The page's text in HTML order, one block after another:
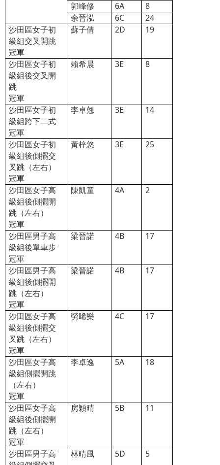
郭峰修
6A
8
余晉泓
6C
24
沙田區女子初
級組交叉開跳
冠軍
蘇子倩 2D 19
沙田區女子初
級組後交叉開
跳
冠軍
賴希晨 3E 8
沙田區女子初
級組跨下二式
冠軍
李卓翹 3E 14
沙田區女子初
級組後側擺交
叉跳（左右）
冠軍
黃梓悠 3E 25
沙田區女子高
級組後側擺開
跳（左右）
冠軍
陳凱童 4A 2
沙田區男子高
級組後單車步
冠軍
梁晉諾 4B 17
沙田區男子高
級組後側擺開
跳（左右）
冠軍
梁晉諾 4B 17
沙田區女子高
級組後側擺交
叉跳（左右）
冠軍
勞晞樂 4C 17
沙田區女子高
級組側擺開跳
（左右）
冠軍
李卓逸 5A 18
沙田區女子高
級組後側擺開
跳（左右）
冠軍
房穎晴 5B 11
沙田區男子高
林晴風 5D 5